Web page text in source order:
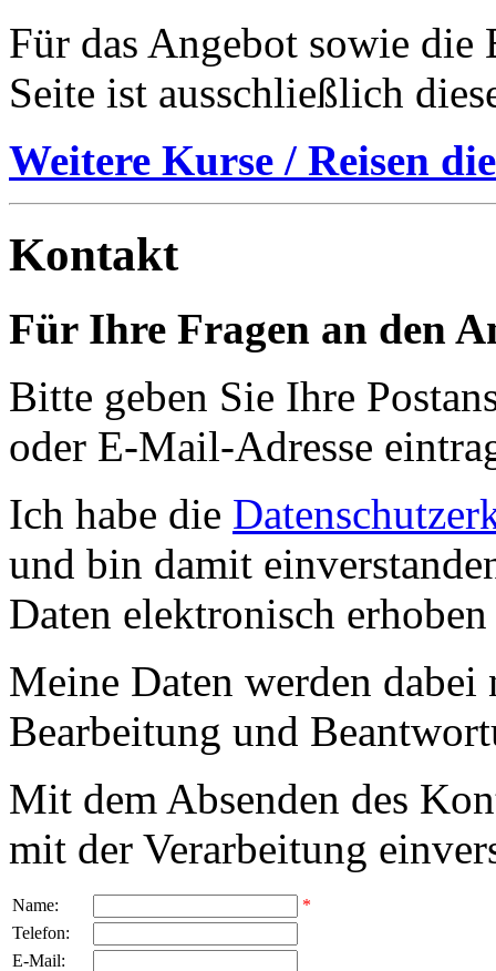
Für das Angebot sowie
Seite ist ausschließlich
Weitere Kurse / Reisen
Kontakt
Für Ihre Fragen an den
Bitte geben Sie Ihre
oder E-Mail-Adresse
Ich habe die
und bin damit
Daten elektronisch
Meine Daten werden
Bearbeitung und
Mit dem Absenden des
mit der Verarbeitung
Name:
*
Telefon:
E-Mail: